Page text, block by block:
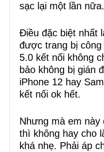
sạc lại một lần nữa.
Điều đặc biệt nhất
được trang bị công
5.0 kết nối không
bảo không bị gián
iPhone 12 hay
kết nối ok hết.
Nhưng mà em này
thì không hay cho
khá nhẹ. Phải áp